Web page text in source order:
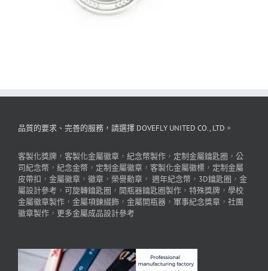
品質的要求、完善的服務，請選擇 DOVEFLY UNITED CO., LTD。
客製化獎牌 ， 客製化金屬徽章 ， 紀念幣製作 ， 定制金屬鑰匙圈 ， 公
司紀念幣 ， 紀念金幣 ， 定制金屬徽章 ， 客製化金屬徽標 ， 定制金屬
皮帶扣 ， 金屬徽章 ， 徽章 ， 榮譽勳章 ， 週年紀念幣 ， 3D鑰匙圈 ， 金
屬設計參考 ， 可旋轉鑰匙圈 ， 開瓶器鑰匙圈製作 ， 特殊獎牌 ， 學校
金屬徽章製作 ， 金屬項鍊綴飾 ， 金屬開瓶器 ， 軍事紀念獎章 ， 社團
徽章製作 ， 更多金屬成品設計參考